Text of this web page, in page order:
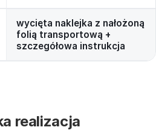
wycięta naklejka z nałożoną
folią transportową +
szczegółowa instrukcja
realizacja